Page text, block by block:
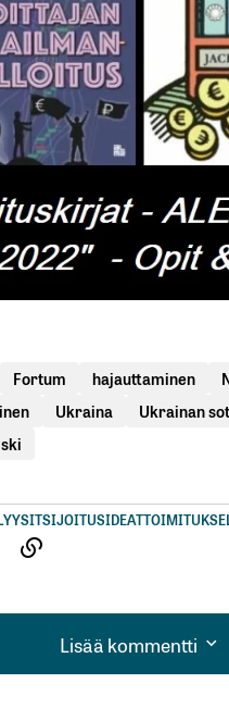
Fortum hajauttaminen
Ukraina Ukrainan
SIJOITUSIDEAT
Lisää kommentti
Lisää kommentti